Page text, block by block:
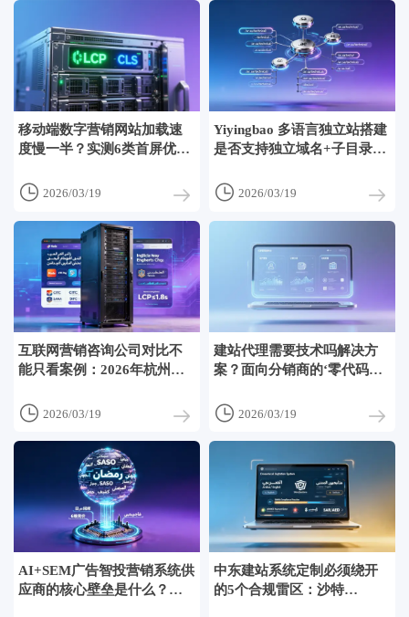
移动端数字营销网站加载速
度慢一半？实测6类首屏优化
影响
 2026/03/19
Yiyingbao 多语言独立站搭建
是否支持独立域名+子目录混
六国不同SEO架构偏好
 2026/03/19
互联网营销咨询公司对比不
能只看案例：2026年杭州、
略落地性上的真实差异
 2026/03/19
建站代理需要技术吗解决方
案？面向分销商的‘零代码代
理、订单分润、白标页面配
置功能
 2026/03/19
AI+SEM广告智投营销系统供
应商的核心壁垒是什么？不
中东建站系统定制必须绕开
的5个合规雷区：沙特